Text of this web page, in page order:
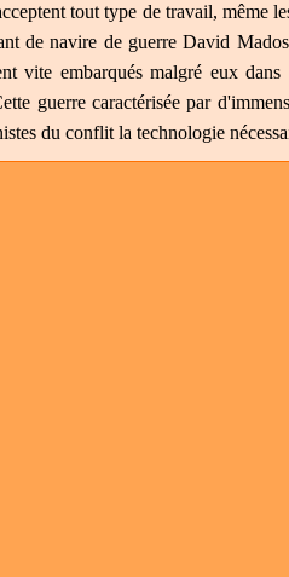
tout type de travail, même
de navire de guerre David
vite embarqués malgré eux
guerre caractérisée par
du conflit la technologie